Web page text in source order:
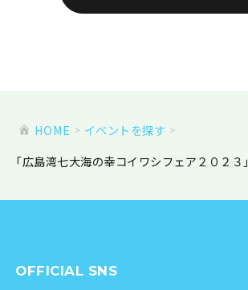
HOME
イベントを探す
「広島湾七大海の幸コイワシフェア２０２３」
OFFICIAL SNS